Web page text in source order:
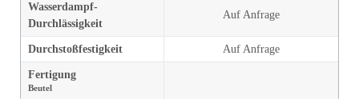
Wasserdampf-
Durchlässigkeit
Auf Anfrage
Durchstoß­festigkeit Auf Anfrage
Fertigung
Beutel